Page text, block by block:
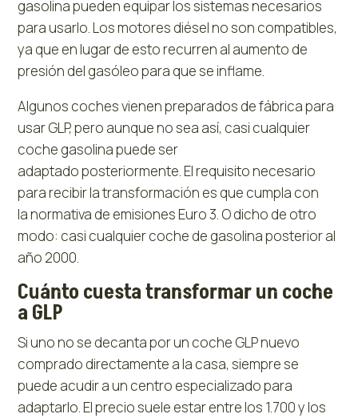
gasolina pueden equipar los sistemas necesarios
para usarlo. Los motores diésel no son compatibles,
ya que en lugar de esto recurren al aumento de
presión del gasóleo para que se inflame.
Algunos coches vienen preparados de fábrica para
usar GLP, pero aunque no sea así, casi cualquier
coche gasolina puede ser
adaptado posteriormente. El requisito necesario
para recibir la transformación es que cumpla con
la normativa de emisiones Euro 3. O dicho de otro
modo: casi cualquier coche de gasolina posterior al
año 2000.
Cuánto cuesta transformar un coche
a GLP
Si uno no se decanta por un coche GLP nuevo
comprado directamente a la casa, siempre se
puede acudir a un centro especializado para
adaptarlo. El precio suele estar entre los 1.700 y los